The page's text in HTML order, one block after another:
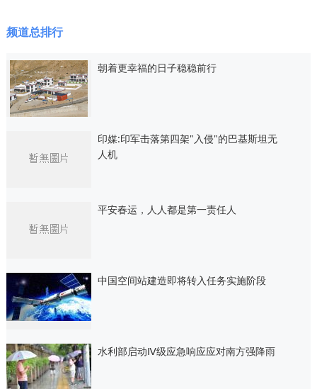
频道总排行
朝着更幸福的日子稳稳前行
印媒:印军击落第四架"入侵"的巴基斯坦无
人机
平安春运，人人都是第一责任人
中国空间站建造即将转入任务实施阶段
水利部启动Ⅳ级应急响应应对南方强降雨